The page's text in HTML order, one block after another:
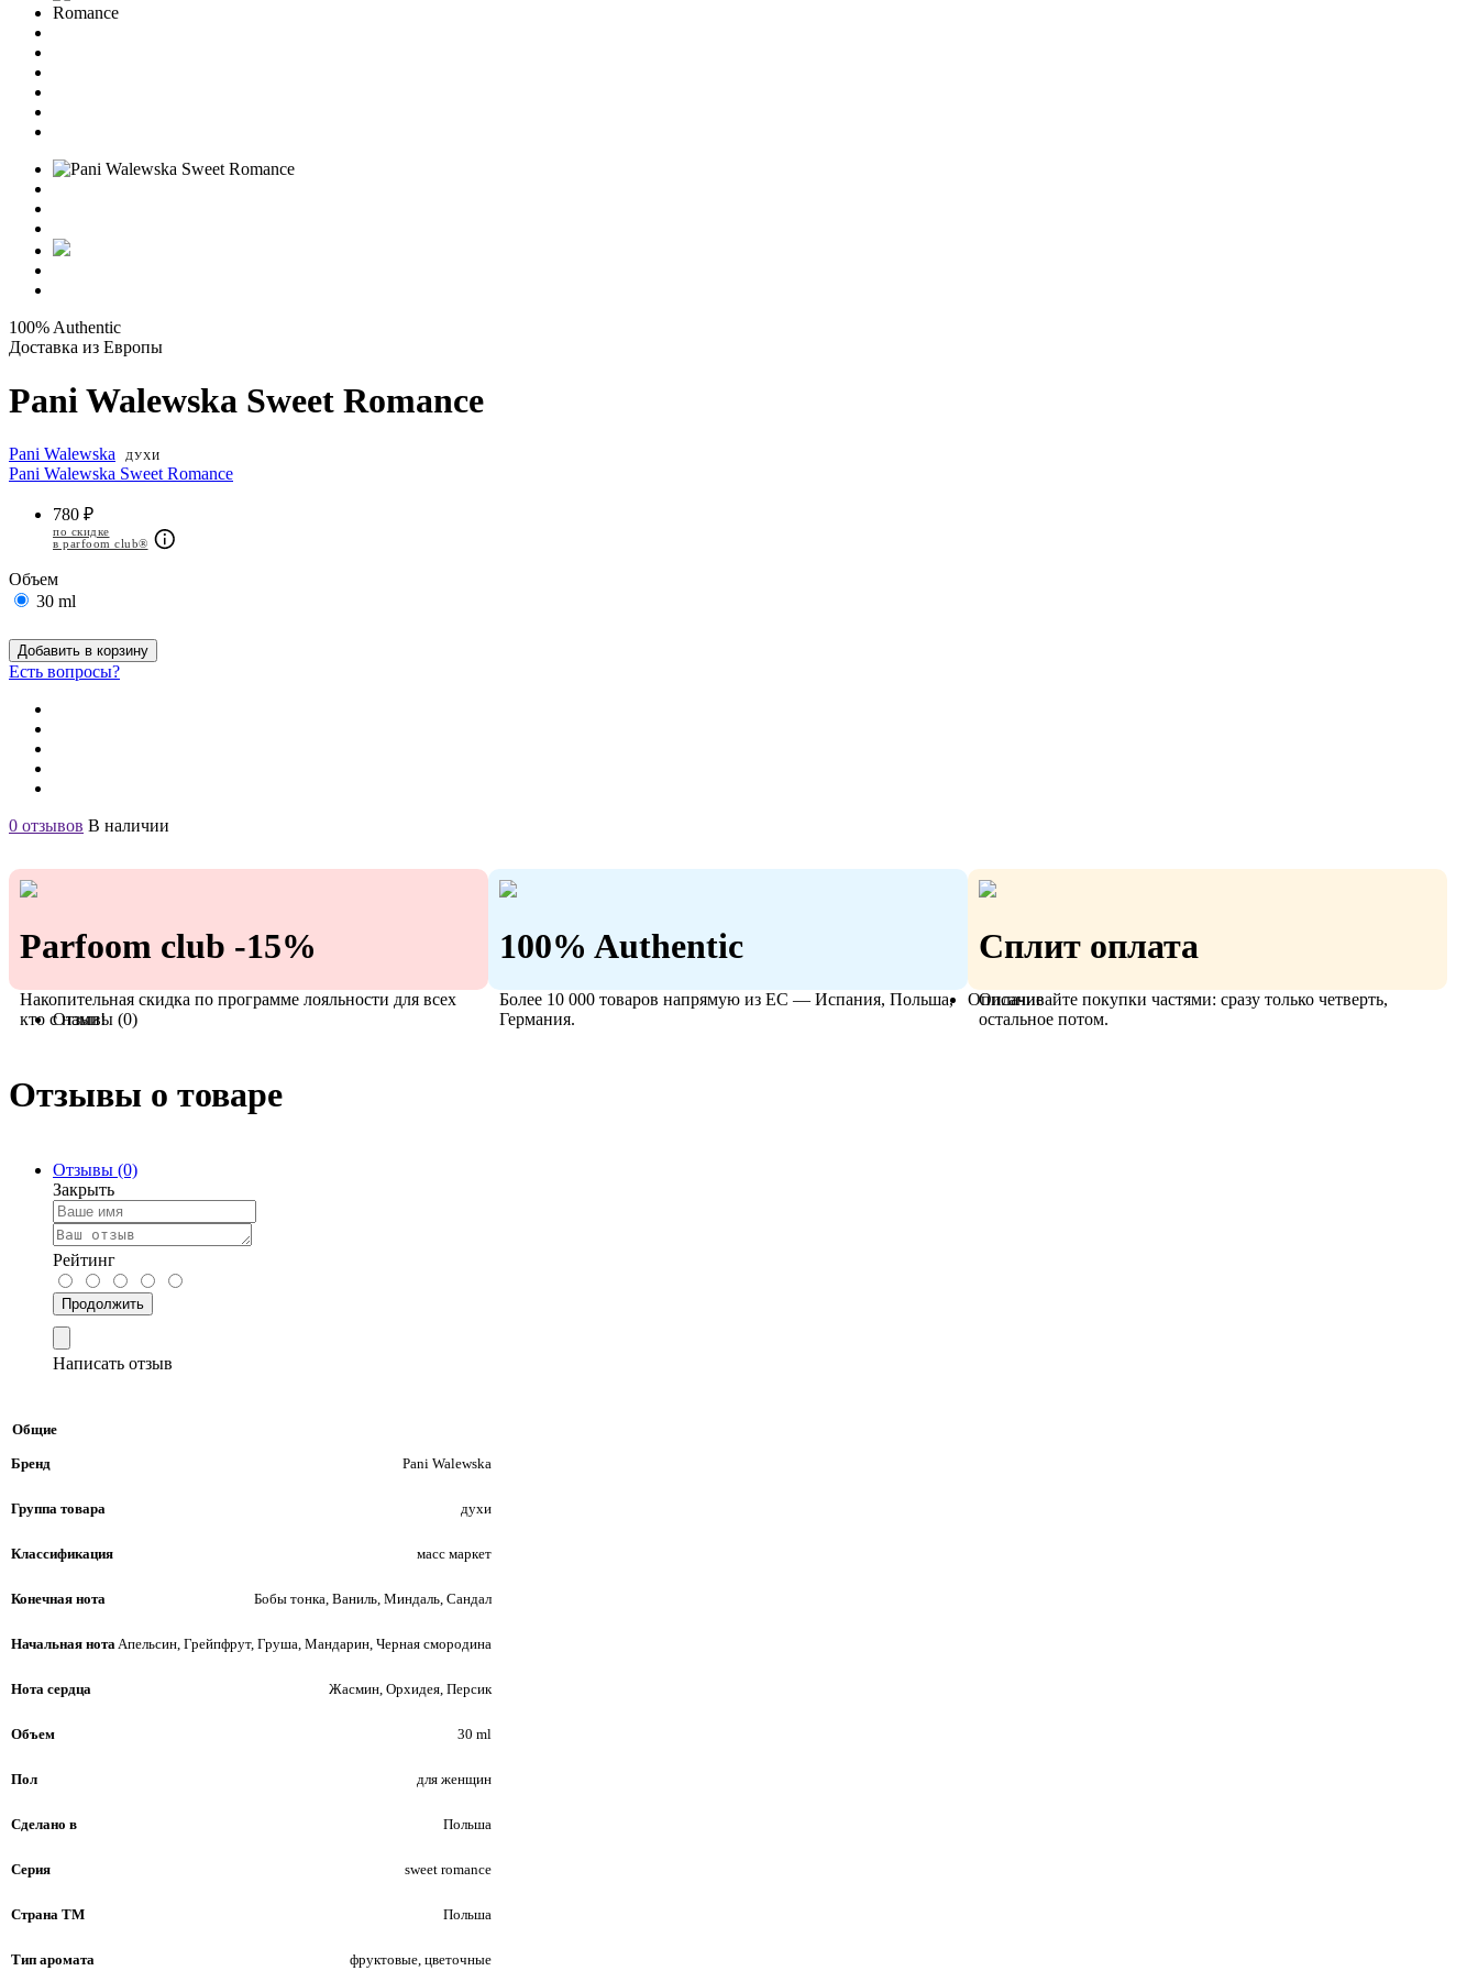
100% Authentic
Доставка из Европы
Pani Walewska Sweet Romance
Pani Walewska ДУХИ
Pani Walewska Sweet Romance
780 ₽
по скидке
в parfoom club®
Объем
30 ml
Добавить в корзину
Есть вопросы?
0 отзывов В наличии
Parfoom club -15%
Накопительная скидка по программе лояльности для всех
кто с нами!
100% Authentic
Более 10 000 товаров напрямую из ЕС — Испания, Польша,
Германия.
Сплит оплата
Оплачивайте покупки частями: сразу только четверть,
остальное потом.
Описание
Отзывы (0)
Отзывы о товаре
Отзывы (0)
Закрыть
Рейтинг
Продолжить
Написать отзыв
Общие
Бренд Pani Walewska
Группа товара духи
Классификация масс маркет
Конечная нота Бобы тонка, Ваниль, Миндаль, Сандал
Начальная нотаАпельсин, Грейпфрут, Груша, Мандарин, Черная смородина
Нота сердца Жасмин, Орхидея, Персик
Объем 30 ml
Пол для женщин
Сделано в Польша
Серия sweet romance
Страна ТМ Польша
Тип аромата фруктовые, цветочные